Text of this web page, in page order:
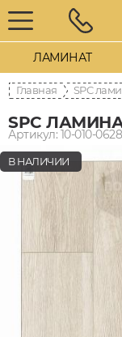
ЛАМИНАТ
Главная SPC
SPC
Артикул: 10-010-
В НАЛИЧИИ